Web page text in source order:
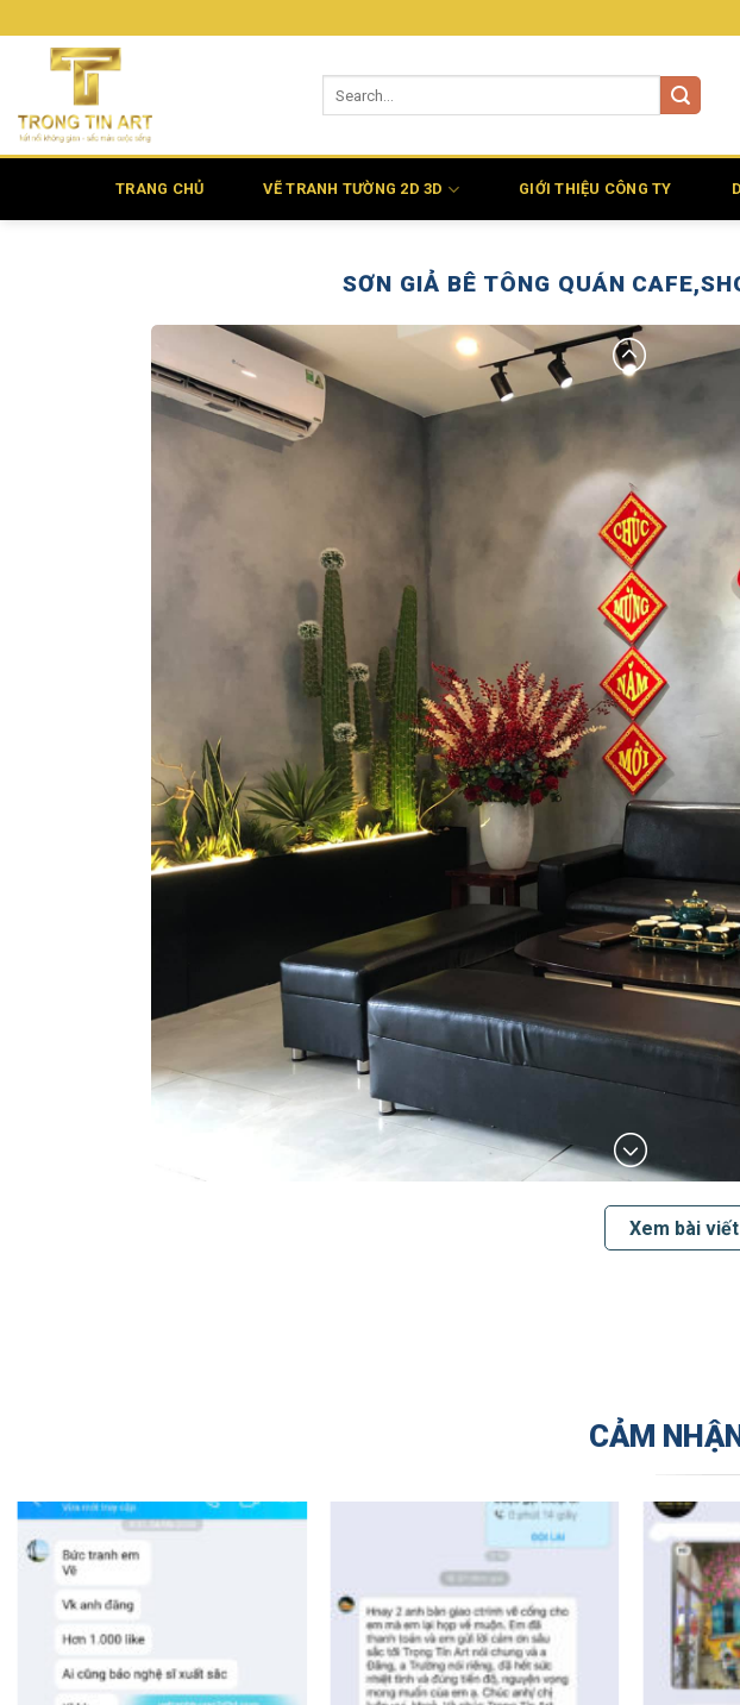
qua
TRANG CHỦ VẼ TRANH TƯỜNG 2D 3D GIỚI THIỆU CÔNG TY
SƠN GIẢ BÊ TÔNG QUÁN
Xem bài viết
CẢM